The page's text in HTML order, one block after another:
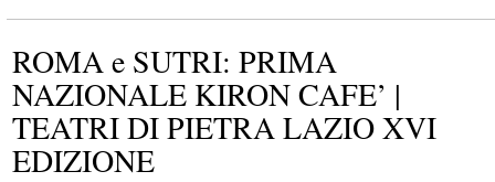
ROMA e SUTRI: PRIMA
NAZIONALE KIRON CAFE’ |
TEATRI DI PIETRA LAZIO XVI
EDIZIONE